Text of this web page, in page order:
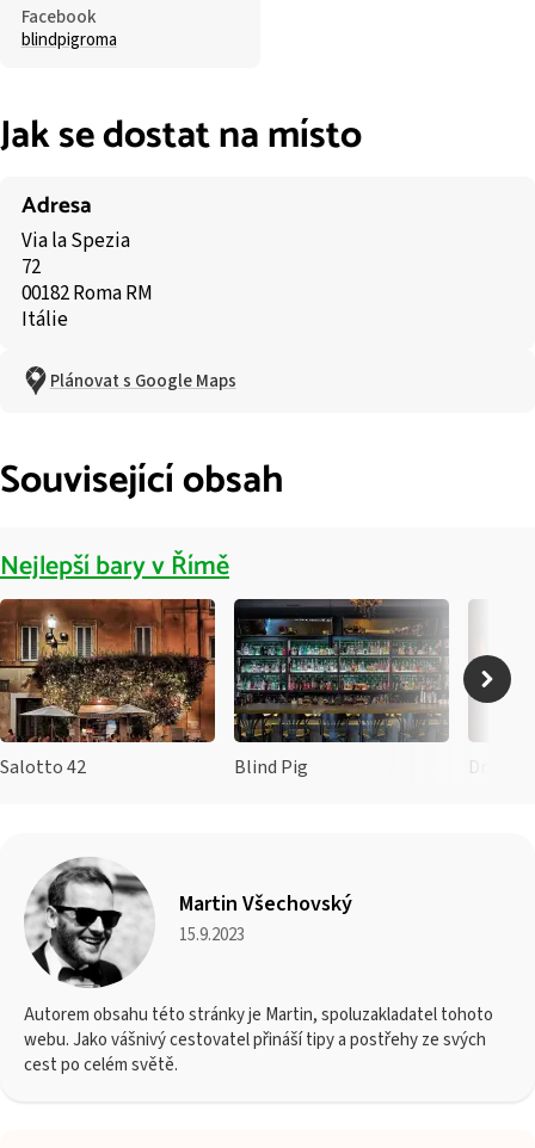
Facebook
blindpigroma
Jak se dostat na místo
Adresa
Via la Spezia
72
00182 Roma RM
Itálie
Plánovat s Google Maps
Související obsah
Nejlepší bary v Římě
Salotto 42 Blind Pig Drink
Martin Všechovský
15.9.2023
Autorem obsahu této stránky je Martin, spoluzakladatel tohoto
webu. Jako vášnivý cestovatel přináší tipy a postřehy ze svých
cest po celém světě.